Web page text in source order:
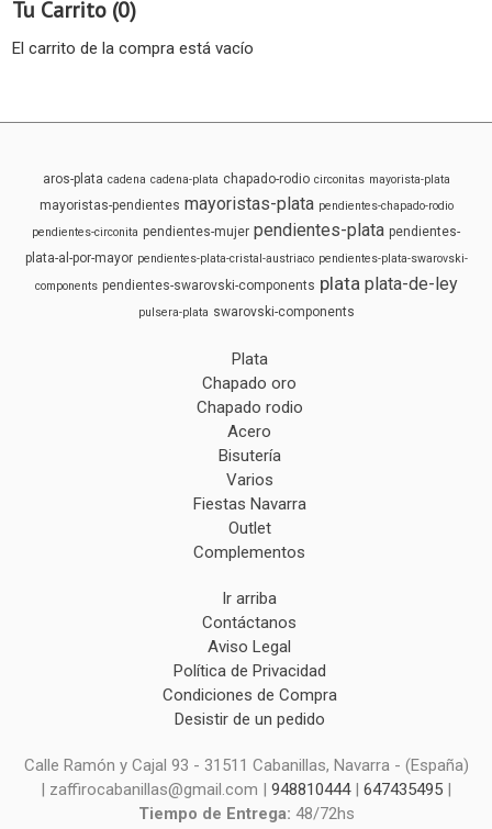
Tu Carrito (0)
El carrito de la compra está vacío
aros-plata cadena cadena-plata chapado-rodio circonitas mayorista-plata
mayoristas-pendientes mayoristas-plata pendientes-chapado-rodio
pendientes-circonita pendientes-mujer pendientes-plata pendientes-
plata-al-por-mayor pendientes-plata-cristal-austriaco pendientes-plata-swarovski-
components pendientes-swarovski-components plata plata-de-ley
pulsera-plata swarovski-components
Plata
Chapado oro
Chapado rodio
Acero
Bisutería
Varios
Fiestas Navarra
Outlet
Complementos
Ir arriba
Contáctanos
Aviso Legal
Política de Privacidad
Condiciones de Compra
Desistir de un pedido
Calle Ramón y Cajal 93 - 31511 Cabanillas, Navarra - (España)
| zaffirocabanillas@gmail.com | 948810444| 647435495 |
Tiempo de Entrega: 48/72hs